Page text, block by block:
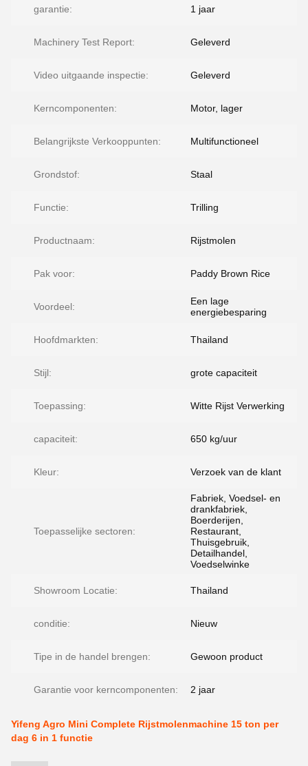
garantie: 1 jaar
Machinery Test Report: Geleverd
Video uitgaande inspectie: Geleverd
Kerncomponenten: Motor, lager
Belangrijkste Verkooppunten: Multifunctioneel
Grondstof: Staal
Functie: Trilling
Productnaam: Rijstmolen
Pak voor: Paddy Brown Rice
Voordeel:
Een lage
energiebesparing
Hoofdmarkten: Thailand
Stijl: grote capaciteit
Toepassing: Witte Rijst Verwerking
capaciteit: 650 kg/uur
Kleur: Verzoek van de klant
Toepasselijke sectoren:
Fabriek, Voedsel- en
drankfabriek,
Boerderijen,
Restaurant,
Thuisgebruik,
Detailhandel,
Voedselwinke
Showroom Locatie: Thailand
conditie: Nieuw
Tipe in de handel brengen: Gewoon product
Garantie voor kerncomponenten: 2 jaar
Yifeng Agro Mini Complete Rijstmolenmachine 15 ton per
dag 6 in 1 functie